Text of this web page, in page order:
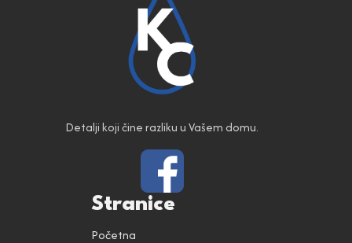
Detalji koji čine razliku u Vašem domu.
Stranice
Početna